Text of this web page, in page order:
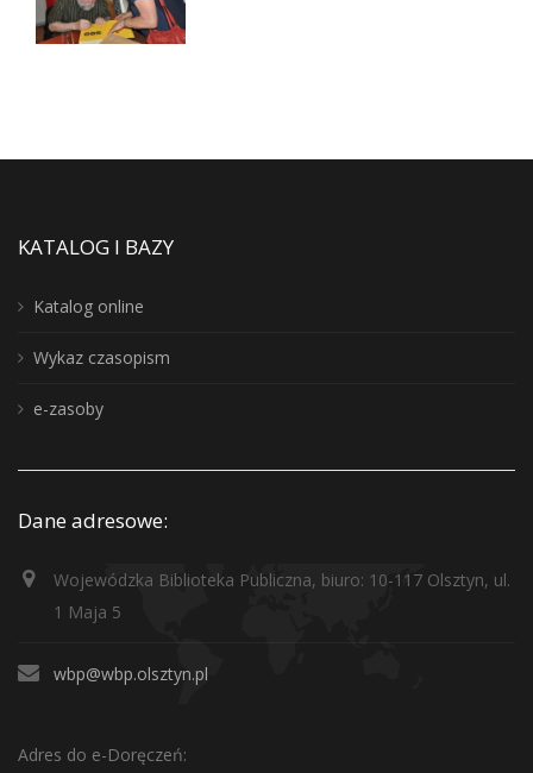
KATALOG I BAZY
Katalog online
Wykaz czasopism
e-zasoby
Dane adresowe:
Wojewódzka Biblioteka Publiczna, biuro: 10-117 Olsztyn, ul.
1 Maja 5
wbp@wbp.olsztyn.pl
Adres do e-Doręczeń: